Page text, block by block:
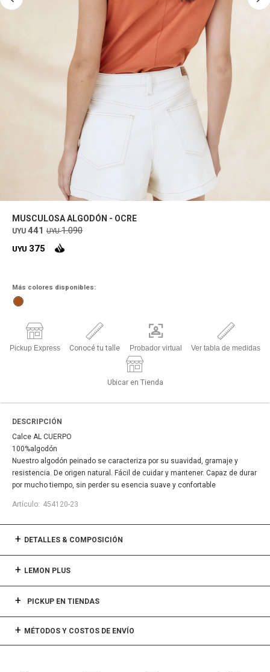
MUSCULOSA ALGODÓN - OCRE
UYU 441 UYU 1.090
UYU 375
Más colores disponibles:
Pickup Express Conocé tu talle Probador virtual Ver tabla de medidas
Ubicar en Tienda
DESCRIPCIÓN
Calce AL CUERPO
100%algodón
Nuestro algodón peinado se caracteriza por su suavidad, gramaje y
resistencia. De origen natural. Fácil de cuidar y mantener. Capaz de durar
por mucho tiempo, sin perder su esencia suave y confortable
454120-23
DETALLES & COMPOSICIÓN
LEMON PLUS
PICKUP EN TIENDAS
MÉTODOS Y COSTOS DE ENVÍO